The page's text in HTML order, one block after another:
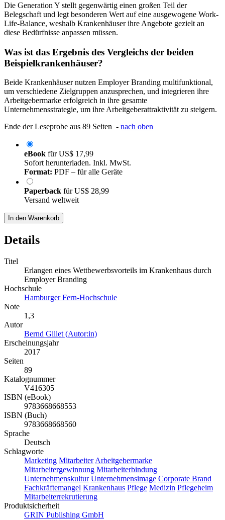
Die Generation Y stellt gegenwärtig einen großen Teil der
Belegschaft und legt besonderen Wert auf eine ausgewogene Work-
Life-Balance, weshalb Krankenhäuser ihre Angebote gezielt an
diese Bedürfnisse anpassen müssen.
Was ist das Ergebnis des Vergleichs der beiden
Beispielkrankenhäuser?
Beide Krankenhäuser nutzen Employer Branding multifunktional,
um verschiedene Zielgruppen anzusprechen, und integrieren ihre
Arbeitgebermarke erfolgreich in ihre gesamte
Unternehmensstrategie, um ihre Arbeitgeberattraktivität zu steigern.
Ende der Leseprobe aus 89 Seiten - nach oben
eBook fürUS$ 17,99
Sofort herunterladen. Inkl. MwSt.
Format: PDF – für alle Geräte
Paperback fürUS$ 28,99
Versand weltweit
In den Warenkorb
Details
Titel
Erlangen eines Wettbewerbsvorteils im Krankenhaus durch
Employer Branding
Hochschule
Hamburger Fern-Hochschule
Note
1,3
Autor
Bernd Gillet (Autor:in)
Erscheinungsjahr
2017
Seiten
89
Katalognummer
V416305
ISBN (eBook)
9783668668553
ISBN (Buch)
9783668668560
Sprache
Deutsch
Schlagworte
Marketing Mitarbeiter Arbeitgebermarke
Mitarbeitergewinnung Mitarbeiterbindung
Unternehmenskultur Unternehmensimage Corporate Brand
Fachkräftemangel Krankenhaus Pflege Medizin Pflegeheim
Mitarbeiterrekrutierung
Produktsicherheit
GRIN Publishing GmbH